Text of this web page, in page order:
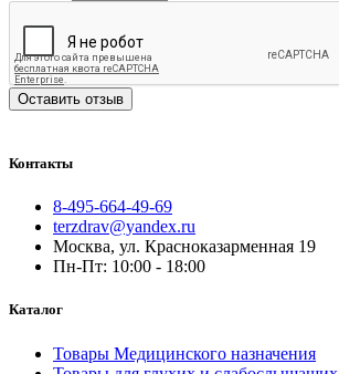
Оставить отзыв
Контакты
8-495-664-49-69
terzdrav@yandex.ru
Москва, ул. Красноказарменная 19
Пн-Пт: 10:00 - 18:00
Каталог
Товары Медицинского назначения